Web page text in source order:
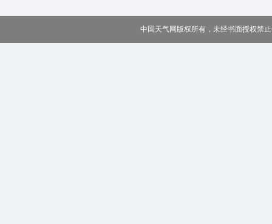
中国天气网版权所有，未经书面授权